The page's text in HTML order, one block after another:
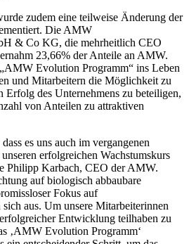
zudem eine teilweise Änderung der
Die AMW
& Co KG, die mehrheitlich CEO
23,66% der Anteile an AMW.
Evolution Programm“ ins Leben
und Mitarbeitern die Möglichkeit zu
Erfolg des Unternehmens zu beteiligen,
von Anteilen zu attraktiven
es uns auch im vergangenen
erfolgreichen Wachstumskurs
Philipp Karbach, CEO der AMW.
auf biologisch abbaubare
Fokus auf
aus. Um unsere Mitarbeiterinnen
Entwicklung teilhaben zu
‚AMW Evolution Programm‘